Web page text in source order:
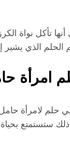
تأكل نواة
الذي يشير
امرأة
حلم لامرأة
ستستمتع بحياة